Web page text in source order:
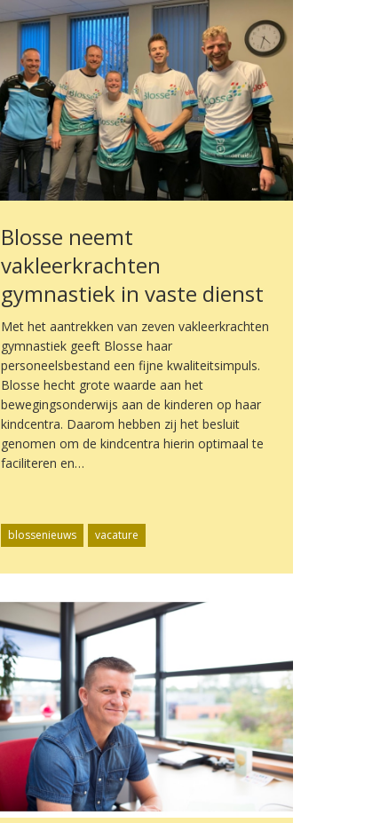
Blosse neemt
vakleerkrachten
gymnastiek in vaste dienst
Met het aantrekken van zeven vakleerkrachten
gymnastiek geeft Blosse haar
personeelsbestand een fijne kwaliteitsimpuls.
Blosse hecht grote waarde aan het
bewegingsonderwijs aan de kinderen op haar
kindcentra. Daarom hebben zij het besluit
genomen om de kindcentra hierin optimaal te
faciliteren en…
blossenieuws vacature